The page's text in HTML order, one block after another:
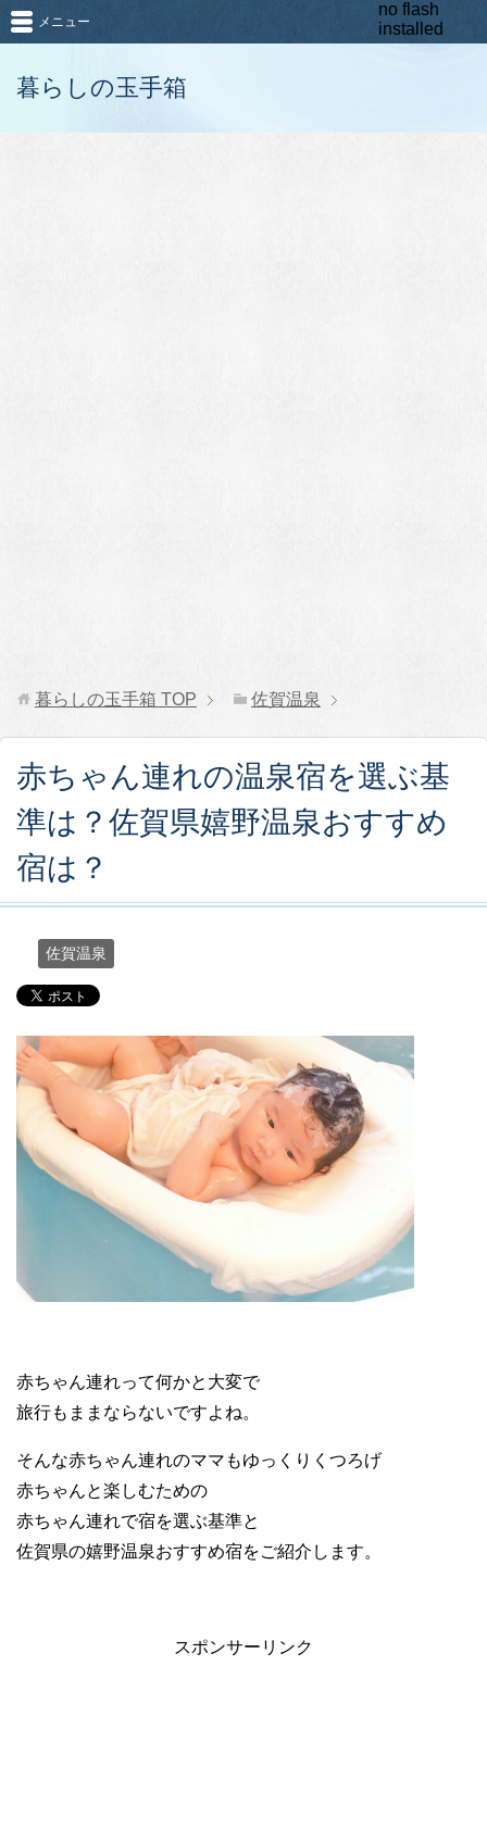
暮らしの玉手箱
メニュー
暮らしの玉手箱 TOP 佐賀温泉
赤ちゃん連れの温泉宿を選ぶ基
準は？佐賀県嬉野温泉おすすめ
宿は？
佐賀温泉
赤ちゃん連れって何かと大変で
旅行もままならないですよね。
そんな赤ちゃん連れのママもゆっくりくつろげ
赤ちゃんと楽しむための
赤ちゃん連れで宿を選ぶ基準と
佐賀県の嬉野温泉おすすめ宿をご紹介します。
スポンサーリンク
no flash
installed